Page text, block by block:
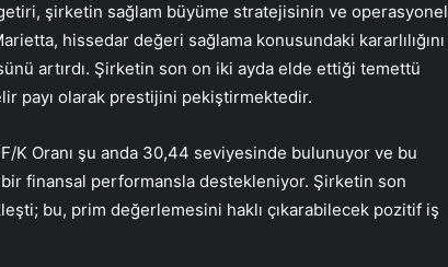
şirketin sağlam büyüme stratejisinin ve operasyonel
hissedar değeri sağlama konusundaki kararlılığını
artırdı. Şirketin son on iki ayda elde ettiği temettü
payı olarak prestijini pekiştirmektedir.
F/K Oranı şu anda 30,44 seviyesinde bulunuyor ve bu
finansal performansla destekleniyor. Şirketin son
bu, prim değerlemesini haklı çıkarabilecek pozitif iş